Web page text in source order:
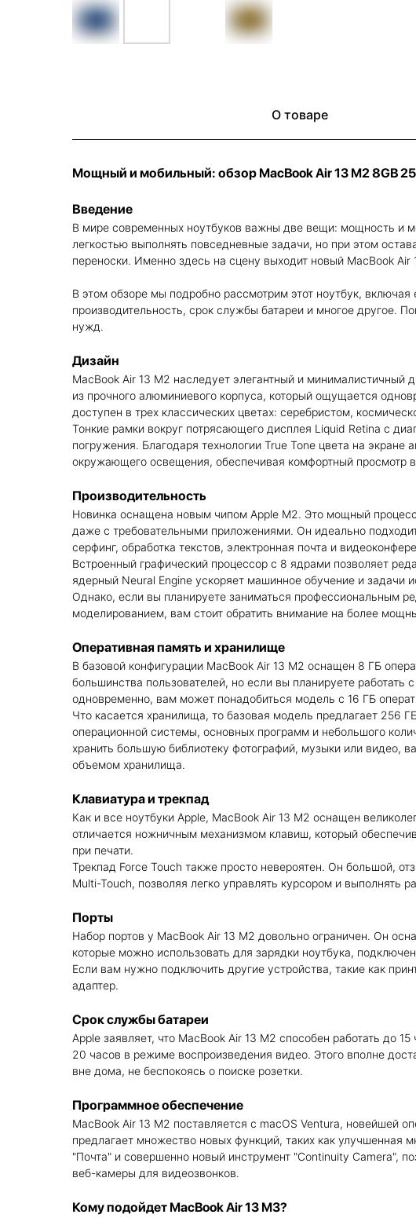
О товаре
Мощный и мобильный: обзор MacBook Air 13 M2 8GB
Введение
В мире современных ноутбуков важны две вещи: мощность и
легкостью выполнять повседневные задачи, но при этом
переноски. Именно здесь на сцену выходит новый MacBook Air
В этом обзоре мы подробно рассмотрим этот ноутбук, включая
производительность, срок службы батареи и многое другое.
нужд.
Дизайн
MacBook Air 13 M2 наследует элегантный и минималистичный
из прочного алюминиевого корпуса, который ощущается
доступен в трех классических цветах: серебристом,
Тонкие рамки вокруг потрясающего дисплея Liquid Retina с
погружения. Благодаря технологии True Tone цвета на экране
окружающего освещения, обеспечивая комфортный просмотр
Производительность
Новинка оснащена новым чипом Apple M2. Это мощный
даже с требовательными приложениями. Он идеально
серфинг, обработка текстов, электронная почта и
Встроенный графический процессор с 8 ядрами позволяет
ядерный Neural Engine ускоряет машинное обучение и задачи
Однако, если вы планируете заниматься профессиональным
моделированием, вам стоит обратить внимание на более
Оперативная память и хранилище
В базовой конфигурации MacBook Air 13 M2 оснащен 8 ГБ
большинства пользователей, но если вы планируете
одновременно, вам может понадобиться модель с 16 ГБ
Что касается хранилища, то базовая модель предлагает 256
операционной системы, основных программ и небольшого
хранить большую библиотеку фотографий, музыки или видео,
объемом хранилища.
Клавиатура и трекпад
Как и все ноутбуки Apple, MacBook Air 13 M2 оснащен
отличается ножничным механизмом клавиш, который
при печати.
Трекпад Force Touch также просто невероятен. Он большой,
Multi-Touch, позволяя легко управлять курсором и выполнять
Порты
Набор портов у MacBook Air 13 M2 довольно ограничен. Он
которые можно использовать для зарядки ноутбука,
Если вам нужно подключить другие устройства, такие как
адаптер.
Срок службы батареи
Apple заявляет, что MacBook Air 13 M2 способен работать до
20 часов в режиме воспроизведения видео. Этого вполне
вне дома, не беспокоясь о поиске розетки.
Программное обеспечение
MacBook Air 13 M2 поставляется с macOS Ventura, новейшей
предлагает множество новых функций, таких как улучшенная
"Почта" и совершенно новый инструмент "Continuity Camera",
веб-камеры для видеозвонков.
Кому подойдет MacBook Air 13 M3?